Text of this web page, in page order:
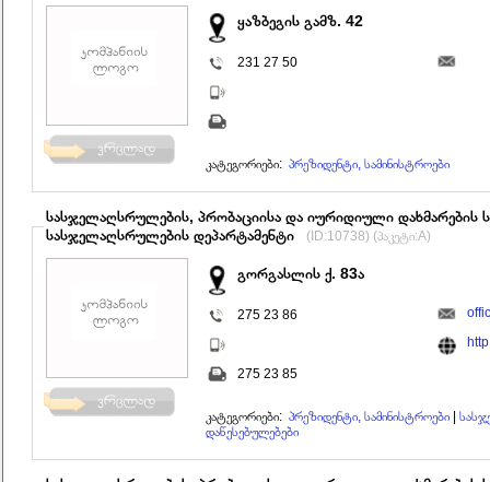
ყაზბეგის გამზ. 42
231 27 50
კატეგორიები: პრეზიდენტი, სამინისტროები
სასჯელაღსრულების, პრობაციისა და იურიდიული დახმარების
სასჯელაღსრულების დეპარტამენტი
(ID:10738) (პაკეტი:A)
გორგასლის ქ. 83ა
275 23 86
275 23 85
კატეგორიები: პრეზიდენტი, სამინისტროები
დაწესებულებები